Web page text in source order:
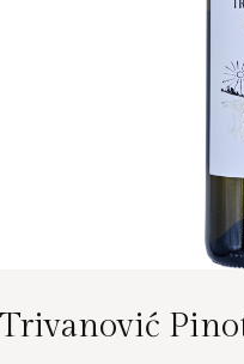
Trivanović